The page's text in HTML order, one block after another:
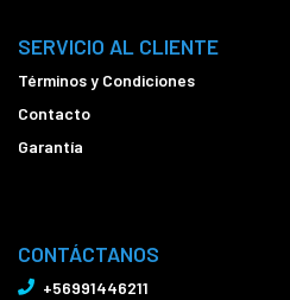
SERVICIO AL CLIENTE
Términos y Condiciones
Contacto
Garantía
CONTÁCTANOS
+56991446211